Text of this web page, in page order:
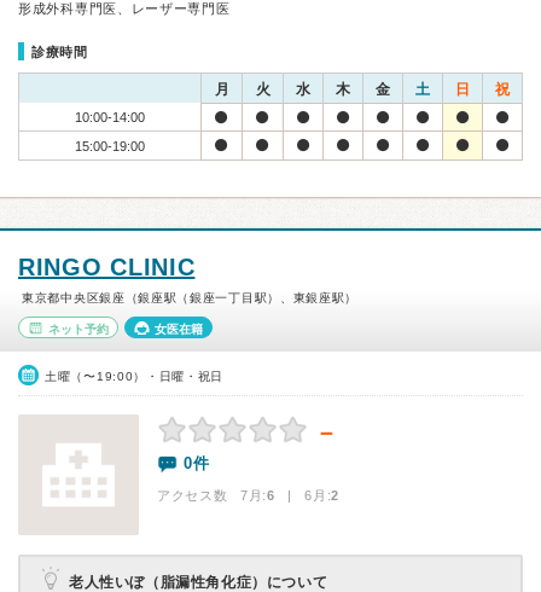
形成外科専門医、レーザー専門医
診療時間
月 火 水 木 金 土 日 祝
10:00-14:00
15:00-19:00
RINGO CLINIC
東京都中央区銀座（銀座駅（銀座一丁目駅）、東銀座駅）
ネット予約 女医在籍
土曜（〜19:00）・日曜・祝日
－
0件
アクセス数 7月:6 | 6月:2
老人性いぼ（脂漏性角化症）について